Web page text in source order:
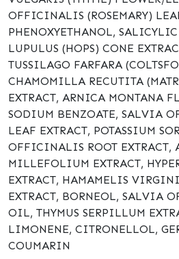
OFFICINALIS (ROSEMARY)
PHENOXYETHANOL,
LUPULUS (HOPS) CONE
TUSSILAGO FARFARA
CHAMOMILLA RECUTITA
EXTRACT, ARNICA MONTANA
SODIUM BENZOATE, SALVIA
LEAF EXTRACT, POTASSIUM
OFFICINALIS ROOT EXTRACT,
MILLEFOLIUM EXTRACT,
EXTRACT, HAMAMELIS
EXTRACT, BORNEOL, SALVIA
OIL, THYMUS SERPILLUM
LIMONENE, CITRONELLOL,
COUMARIN